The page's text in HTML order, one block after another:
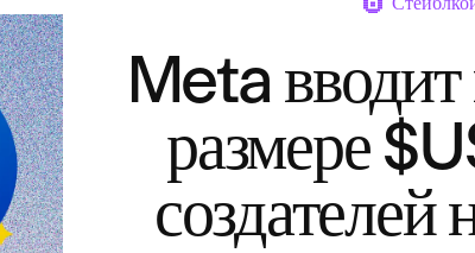
Meta
размере